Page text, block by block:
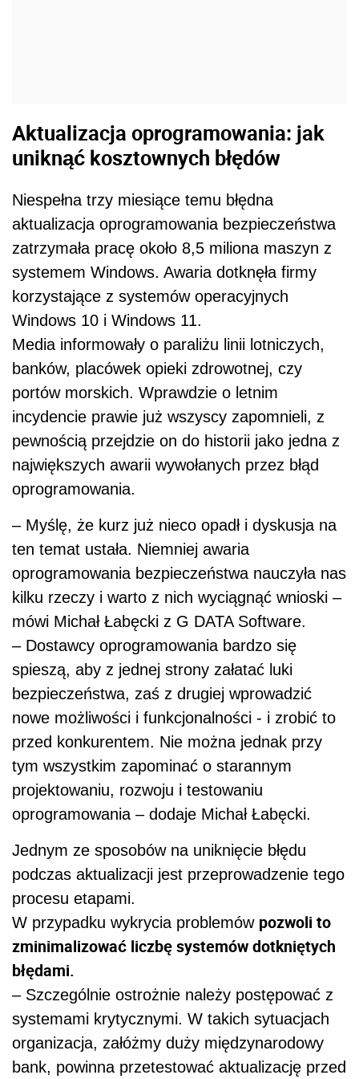
Aktualizacja oprogramowania: jak
uniknąć kosztownych błędów
Niespełna trzy miesiące temu błędna
aktualizacja oprogramowania bezpieczeństwa
zatrzymała pracę około 8,5 miliona maszyn z
systemem Windows. Awaria dotknęła firmy
korzystające z systemów operacyjnych
Windows 10 i Windows 11.
Media informowały o paraliżu linii lotniczych,
banków, placówek opieki zdrowotnej, czy
portów morskich. Wprawdzie o letnim
incydencie prawie już wszyscy zapomnieli, z
pewnością przejdzie on do historii jako jedna z
największych awarii wywołanych przez błąd
oprogramowania.
– Myślę, że kurz już nieco opadł i dyskusja na
ten temat ustała. Niemniej awaria
oprogramowania bezpieczeństwa nauczyła nas
kilku rzeczy i warto z nich wyciągnąć wnioski –
mówi Michał Łabęcki z G DATA Software.
– Dostawcy oprogramowania bardzo się
spieszą, aby z jednej strony załatać luki
bezpieczeństwa, zaś z drugiej wprowadzić
nowe możliwości i funkcjonalności - i zrobić to
przed konkurentem. Nie można jednak przy
tym wszystkim zapominać o starannym
projektowaniu, rozwoju i testowaniu
oprogramowania – dodaje Michał Łabęcki.
Jednym ze sposobów na uniknięcie błędu
podczas aktualizacji jest przeprowadzenie tego
procesu etapami.
W przypadku wykrycia problemów pozwoli to
zminimalizować liczbę systemów dotkniętych
błędami.
– Szczególnie ostrożnie należy postępować z
systemami krytycznymi. W takich sytuacjach
organizacja, załóżmy duży międzynarodowy
bank, powinna przetestować aktualizację przed